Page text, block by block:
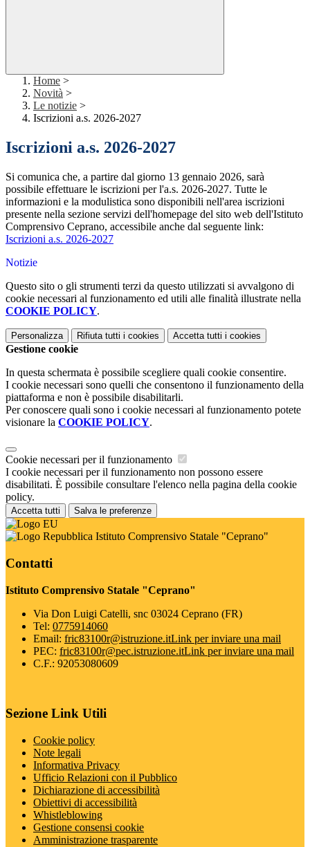
Home >
Novità >
Le notizie >
Iscrizioni a.s. 2026-2027
Iscrizioni a.s. 2026-2027
Si comunica che, a partire dal giorno 13 gennaio 2026, sarà
possibile effettuare le iscrizioni per l'a.s. 2026-2027. Tutte le
informazioni e la modulistica sono disponibili nell'area iscrizioni
presente nella sezione servizi dell'homepage del sito web dell'Istituto
Comprensivo Ceprano, accessibile anche dal seguente link:
Iscrizioni a.s. 2026-2027
Notizie
Questo sito o gli strumenti terzi da questo utilizzati si avvalgono di
cookie necessari al funzionamento ed utili alle finalità illustrate nella
COOKIE POLICY.
Personalizza Rifiuta tutti i cookies Accetta tutti i cookies
Gestione cookie
In questa schermata è possibile scegliere quali cookie consentire.
I cookie necessari sono quelli che consentono il funzionamento della
piattaforma e non è possibile disabilitarli.
Per conoscere quali sono i cookie necessari al funzionamento potete
visionare la COOKIE POLICY.
Cookie necessari per il funzionamento
I cookie necessari per il funzionamento non possono essere
disabilitati. È possibile consultare l'elenco nella pagina della cookie
policy.
Accetta tutti Salva le preferenze
Istituto Comprensivo Statale "Ceprano"
Contatti
Istituto Comprensivo Statale "Ceprano"
Via Don Luigi Catelli, snc 03024 Ceprano (FR)
Tel: 0775914060
Email: fric83100r@istruzione.itLink per inviare una mail
PEC: fric83100r@pec.istruzione.itLink per inviare una mail
C.F.: 92053080609
Sezione Link Utili
Cookie policy
Note legali
Informativa Privacy
Ufficio Relazioni con il Pubblico
Dichiarazione di accessibilità
Obiettivi di accessibilità
Whistleblowing
Gestione consensi cookie
Amministrazione trasparente